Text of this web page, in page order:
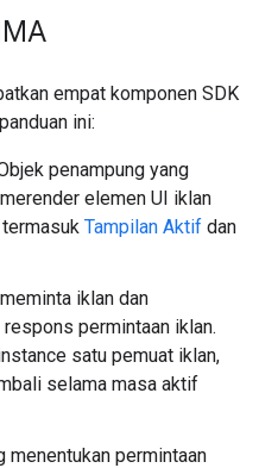
empat komponen SDK
ini:
penampung yang
elemen UI iklan
Tampilan Aktif dan
iklan dan
permintaan iklan.
satu pemuat iklan,
selama masa aktif
menentukan permintaan